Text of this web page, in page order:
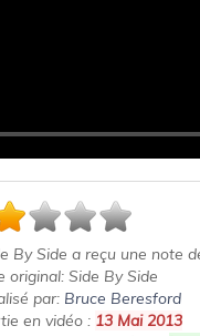
By Side a reçu une note
original: Side By Side
par: Bruce Beresford
en vidéo : 13 Mai 2013